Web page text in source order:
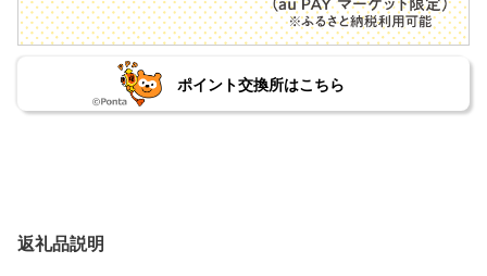
ポイント交換所はこちら
返礼品説明